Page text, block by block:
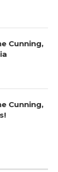
Cunning,
Cunning,